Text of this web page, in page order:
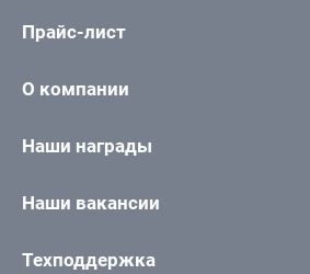
Прайс-лист
О компании
Наши награды
Наши вакансии
Техподдержка